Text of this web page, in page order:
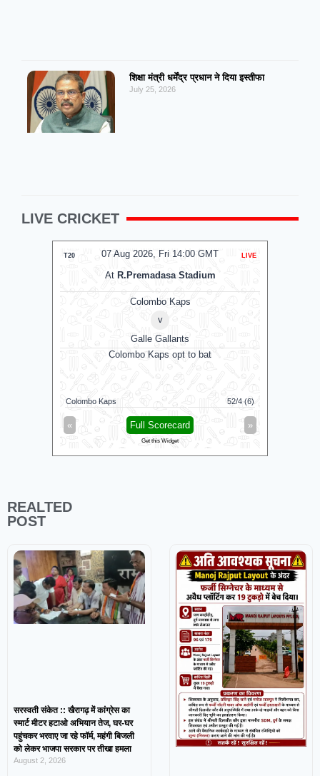
शिक्षा मंत्री धर्मेंद्र प्रधान ने दिया इस्तीफा
July 25, 2026
LIVE CRICKET
07 Aug 2026, Fri 14:00 GMT
T20 LIVE
At R.Premadasa Stadium
Colombo Kaps
v
Galle Gallants
Colombo Kaps opt to bat
Colombo Kaps 52/4 (6)
« »
Full Scorecard
Get this Widget
REALTED
POST
सरस्वती संकेत :: खैरागढ़ में कांग्रेस का
स्मार्ट मीटर हटाओ अभियान तेज, घर-घर
पहुंचकर भरवाए जा रहे फॉर्म, महंगी बिजली
को लेकर भाजपा सरकार पर तीखा हमला
August 2, 2026